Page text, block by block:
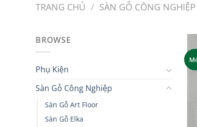
TRANG CHỦ / SÀN GỖ CÔNG NGHIỆP
BROWSE
Phụ Kiện
Sàn Gỗ Công Nghiệp
Sàn Gỗ Art Floor
Sàn Gỗ Elka